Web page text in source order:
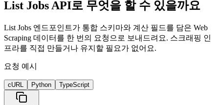
List Jobs API로 무엇을 할 수 있을까요
List Jobs 엔드포인트가 통합 스키마와 계산 필드를 담은 Web
Scraping 데이터를 한 번의 요청으로 보내드려요. 스크래핑 인
프라를 직접 만들거나 유지할 필요가 없어요.
요청 예시
cURL Python TypeScript